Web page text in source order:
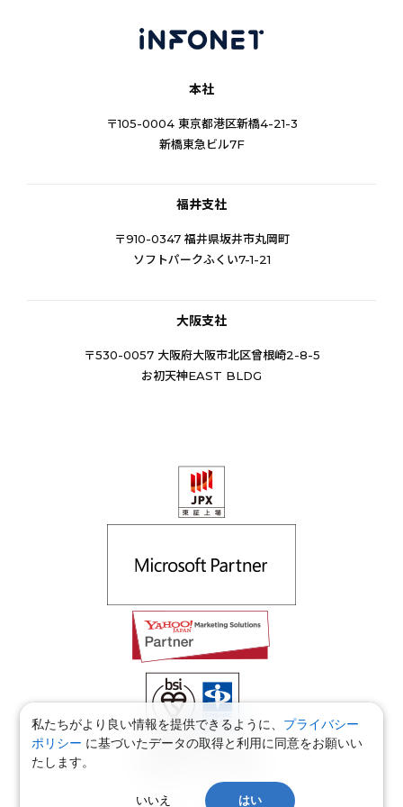
本社
〒105-0004 東京都港区新橋4-21-3
新橋東急ビル7F
福井支社
〒910-0347 福井県坂井市丸岡町
ソフトパークふくい7-1-21
大阪支社
〒530-0057 大阪府大阪市北区曾根崎2-8-5
お初天神EAST BLDG
私たちがより良い情報を提供できるように、 プライバシー
ポリシー に基づいたデータの取得と利用に同意をお願いい
たします。
いいえ はい